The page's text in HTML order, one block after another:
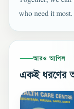
who need it most.
আরও আপিল
একই ধরণের